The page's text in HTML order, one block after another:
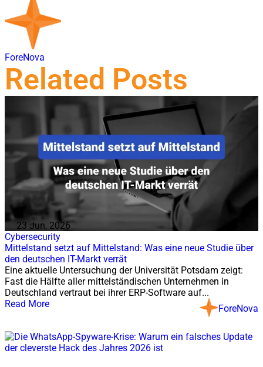
ForeNova
Related Posts
23 Jun, 2026
Cybersecurity
Mittelstand setzt auf Mittelstand: Was eine neue Studie über
den deutschen IT-Markt verrät
Eine aktuelle Untersuchung der Universität Potsdam zeigt:
Fast die Hälfte aller mittelständischen Unternehmen in
Deutschland vertraut bei ihrer ERP-Software auf...
Read More
ForeNova